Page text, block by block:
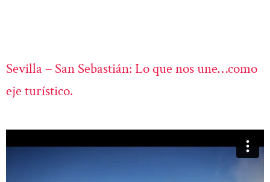
Sevilla – San Sebastián: Lo que nos une…como
eje turístico.